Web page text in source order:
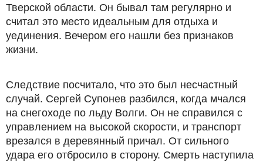
Тверской области. Он бывал там регулярно и
считал это место идеальным для отдыха и
уединения. Вечером его нашли без признаков
жизни.
Следствие посчитало, что это был несчастный
случай. Сергей Супонев разбился, когда мчался
на снегоходе по льду Волги. Он не справился с
управлением на высокой скорости, и транспорт
врезался в деревянный причал. От сильного
удара его отбросило в сторону. Смерть наступила